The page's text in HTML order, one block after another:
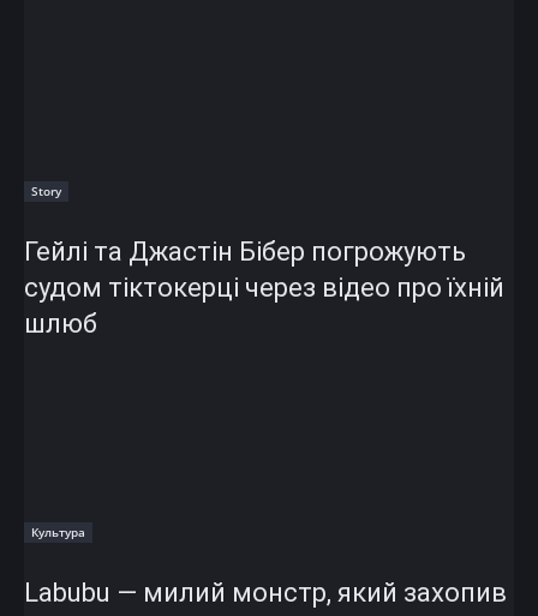
Story
Гейлі та Джастін Бібер погрожують
судом тіктокерці через відео про їхній
шлюб
Культура
Labubu — милий монстр, який захопив